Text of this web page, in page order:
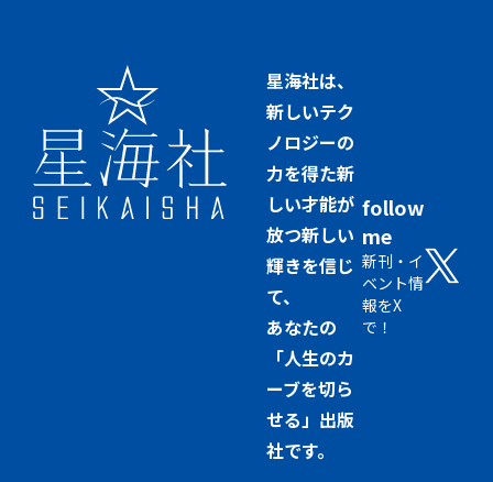
星海社は、
新しいテク
ノロジーの
力を得た新
しい才能が
放つ新しい
輝きを信じ
て、
あなたの
「人生のカ
ーブを切ら
せる」出版
社です。
follow
me
新刊・イ
ベント情
報をX
で！